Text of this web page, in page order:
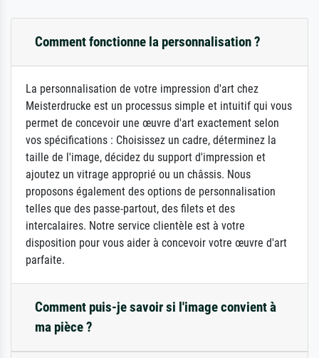
Comment fonctionne la personnalisation ?
La personnalisation de votre impression d'art chez
Meisterdrucke est un processus simple et intuitif qui vous
permet de concevoir une œuvre d'art exactement selon
vos spécifications : Choisissez un cadre, déterminez la
taille de l'image, décidez du support d'impression et
ajoutez un vitrage approprié ou un châssis. Nous
proposons également des options de personnalisation
telles que des passe-partout, des filets et des
intercalaires. Notre service clientèle est à votre
disposition pour vous aider à concevoir votre œuvre d'art
parfaite.
Comment puis-je savoir si l'image convient à
ma pièce ?